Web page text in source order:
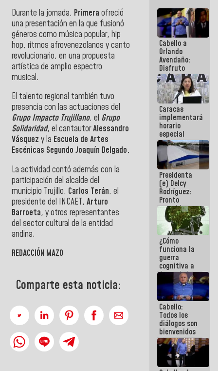
Durante la jornada, Primera ofreció
una presentación en la que fusionó
géneros como música popular, hip
hop, ritmos afrovenezolanos y canto
revolucionario, en una propuesta
artística de amplio espectro
musical.
El talento regional también tuvo
presencia con las actuaciones del
Grupo Impacto Trujillano, el Grupo
Solidaridad, el cantautorAlessandro
Vásquez y la Escuela de Artes
Escénicas Segundo Joaquín Delgado.
La actividad contó además con la
participación del alcalde del
municipio Trujillo, Carlos Terán, el
presidente del INCAET, Arturo
Barroeta, y otros representantes
del sector cultural de la entidad
andina.
REDACCIÓN MAZO
Comparte esta noticia:
Cabello a
Orlando
Avendaño:
Disfruto
cada vez
que escribes
porque lo
que haces
es
embarrarla
Caracas
implementará
horario
especial
para
adaptarse
al plan de
ahorro
energético
Presidenta
(e) Delcy
Rodríguez:
Pronto
restableceremos
las
operaciones
en el
Aeropuerto
Internacional
de
Maiquetía
¿Cómo
funciona la
guerra
cognitiva a
favor de la
narrativa
hegemónica?
(1)
Cabello:
Todos los
diálogos son
bienvenidos
siempre que
estén en el
marco de la
Constitución